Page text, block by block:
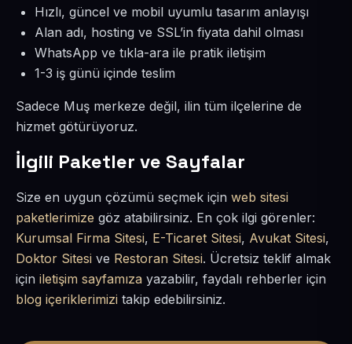
Hızlı, güncel ve mobil uyumlu tasarım anlayışı
Alan adı, hosting ve SSL’in fiyata dahil olması
WhatsApp ve tıkla-ara ile pratik iletişim
1-3 iş günü içinde teslim
Sadece Muş merkeze değil, ilin tüm ilçelerine de
hizmet götürüyoruz.
İlgili Paketler ve Sayfalar
Size en uygun çözümü seçmek için web sitesi
paketlerimize göz atabilirsiniz. En çok ilgi görenler:
Kurumsal Firma Sitesi, E-Ticaret Sitesi, Avukat Sitesi,
Doktor Sitesi ve Restoran Sitesi. Ücretsiz teklif almak
için iletişim sayfamıza yazabilir, faydalı rehberler için
blog içeriklerimizi takip edebilirsiniz.